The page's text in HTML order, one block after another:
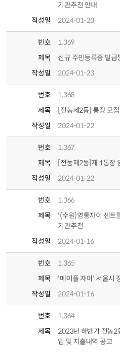
기관추천 안내
작성일
2024-01-23
번호
1,369
제목
신규 주민등록증 발
작성일
2024-01-23
번호
1,368
제목
[전농제2동] 통장 모
작성일
2024-01-22
번호
1,367
제목
[전농제2동]제 1통장
작성일
2024-01-22
번호
1,366
제목
'(수원)영통자이 센트럴파크' 서울시 장
기관추천
작성일
2024-01-16
번호
1,365
제목
'메이플 자
작성일
2024-01-16
번호
1,364
제목
2023년 하반기 전농2
입 및 지출내역 공고